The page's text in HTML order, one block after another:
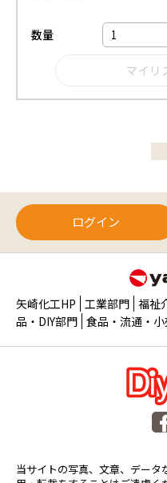
数量
ログイン
矢崎化工HP 工業部門 福祉
品・DIY部門 食品・流通・
当サイトの写真、文章、データ